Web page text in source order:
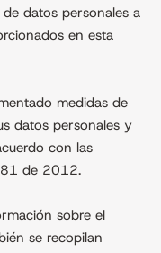
datos personales a
en esta
medidas de
datos personales y
con las
de 2012.
sobre el
se recopilan